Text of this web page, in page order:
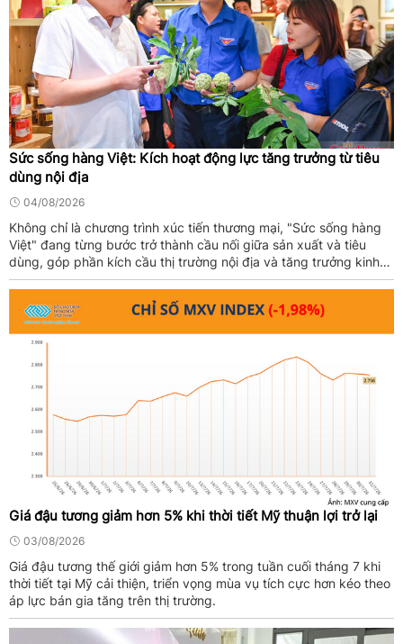
Sức sống hàng Việt: Kích hoạt động lực tăng trưởng từ tiêu
dùng nội địa
04/08/2026
Không chỉ là chương trình xúc tiến thương mại, "Sức sống hàng
Việt" đang từng bước trở thành cầu nối giữa sản xuất và tiêu
dùng, góp phần kích cầu thị trường nội địa và tăng trưởng kinh
tế.
Giá đậu tương giảm hơn 5% khi thời tiết Mỹ thuận lợi trở lại
03/08/2026
Giá đậu tương thế giới giảm hơn 5% trong tuần cuối tháng 7 khi
thời tiết tại Mỹ cải thiện, triển vọng mùa vụ tích cực hơn kéo theo
áp lực bán gia tăng trên thị trường.